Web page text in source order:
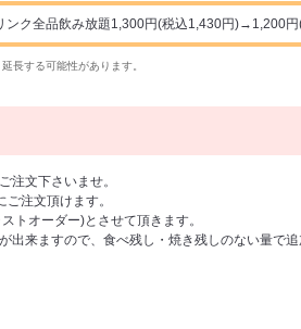
ンク全品飲み放題1,300円(税込1,430円)→1,200
長する可能性があります。
注文下さいませ。
注文頂けます。
トオーダー)とさせて頂きます。
出来ますので、食べ残し・焼き残しのない量で追